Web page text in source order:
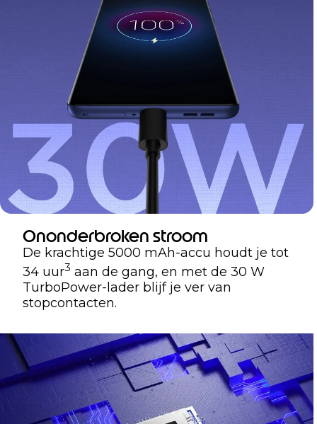
Ononderbroken stroom
De krachtige 5000 mAh-accu houdt je tot
34 uur3 aan de gang, en met de 30 W
TurboPower-lader blijf je ver van
stopcontacten.